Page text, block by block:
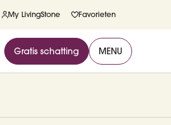
My LivingStone Favorieten
Gratis schatting MENU